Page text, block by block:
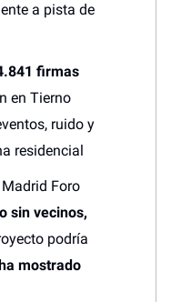
a pista de
firmas
en Tierno
ruido y
residencial
Madrid Foro
sin vecinos,
podría
mostrado